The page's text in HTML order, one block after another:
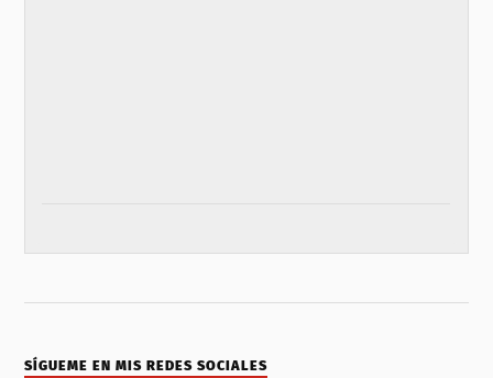
SÍGUEME EN MIS REDES SOCIALES